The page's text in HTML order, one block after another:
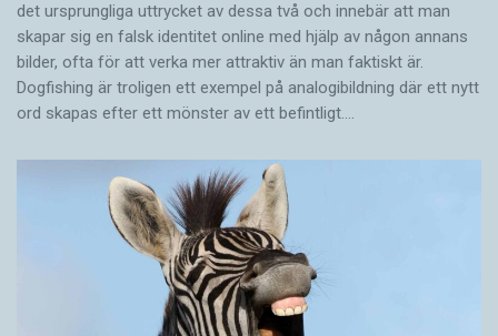
det ursprungliga uttrycket av dessa två och innebär att man
skapar sig en falsk identitet online med hjälp av någon annans
bilder, ofta för att verka mer attraktiv än man faktiskt är.
Dogfishing är troligen ett exempel på analogibildning där ett nytt
ord skapas efter ett mönster av ett befintligt.…